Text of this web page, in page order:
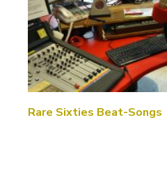
Rare Sixties Beat-Songs